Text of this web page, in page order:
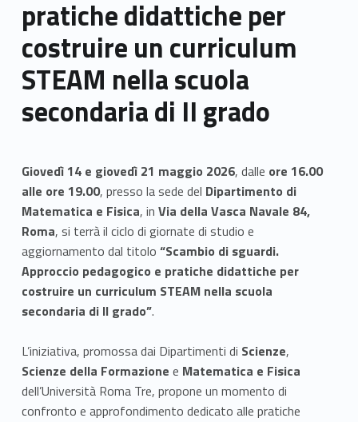
pratiche didattiche per
costruire un curriculum
STEAM nella scuola
secondaria di II grado
Giovedì 14 e giovedì 21 maggio 2026, dalle ore 16.00
alle ore 19.00, presso la sede del Dipartimento di
Matematica e Fisica, in Via della Vasca Navale 84,
Roma, si terrà il ciclo di giornate di studio e
aggiornamento dal titolo “Scambio di sguardi.
Approccio pedagogico e pratiche didattiche per
costruire un curriculum STEAM nella scuola
secondaria di II grado”.
L’iniziativa, promossa dai Dipartimenti di Scienze,
Scienze della Formazione e Matematica e Fisica
dell’Università Roma Tre, propone un momento di
confronto e approfondimento dedicato alle pratiche